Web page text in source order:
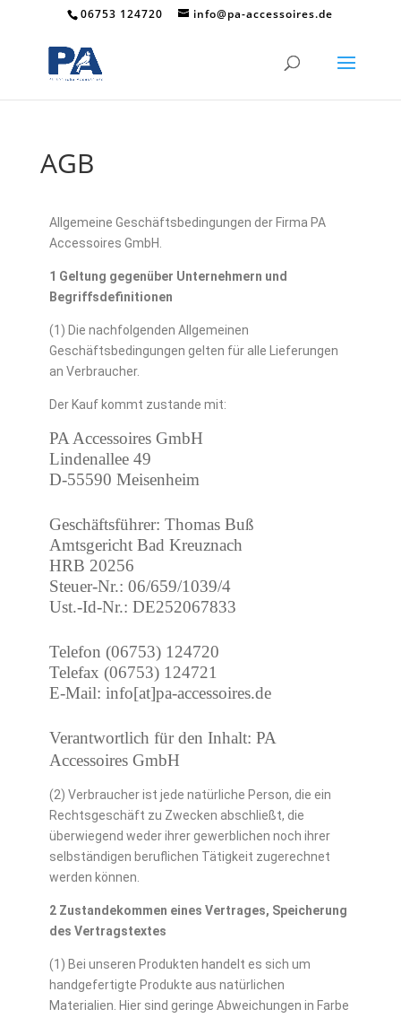
06753 124720 info@pa-accessoires.de
AGB
Allgemeine Geschäftsbedingungen der Firma PA
Accessoires GmbH
1 Geltung gegenüber Unternehmern und
Begriffsdefinitionen
(1) Die nachfolgenden Allgemeinen
Geschäftsbedingungen gelten für alle Lieferungen
an Verbraucher.
Der Kauf kommt zustande mit:
PA Accessoires GmbH
Lindenallee 49
D-55590 Meisenheim
Geschäftsführer: Thomas Buß
Amtsgericht Bad Kreuznach
HRB 20256
Steuer-Nr.: 06/659/1039/4
Ust.-Id-Nr.: DE252067833
Telefon (06753) 124720
Telefax (06753) 124721
E-Mail: info[at]pa-accessoires.de
Verantwortlich für den Inhalt: PA
Accessoires GmbH
(2) Verbraucher ist jede natürliche Person, die ein
Rechtsgeschäft zu Zwecken abschließt, die
überwiegend weder ihrer gewerblichen noch ihrer
selbständigen beruflichen Tätigkeit zugerechnet
werden können.
2 Zustandekommen eines Vertrages, Speicherung
des Vertragstextes
(1) Bei unseren Produkten handelt es sich um
handgefertigte Produkte aus natürlichen
Materialien. Hier sind geringe Abweichungen in Farbe